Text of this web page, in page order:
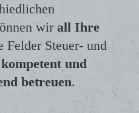
wir all Ihre
Felder Steuer- und
kompetent und
betreuen.